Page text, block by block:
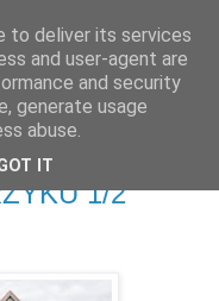
1/2
to deliver its services
and user-agent are
and security
generate usage
abuse.
IT